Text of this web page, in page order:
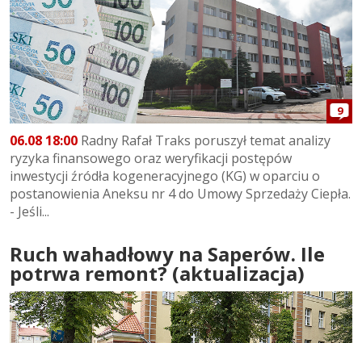
9
06.08 18:00 Radny Rafał Traks poruszył temat analizy
ryzyka finansowego oraz weryfikacji postępów
inwestycji źródła kogeneracyjnego (KG) w oparciu o
postanowienia Aneksu nr 4 do Umowy Sprzedaży Ciepła.
- Jeśli...
Ruch wahadłowy na Saperów. Ile
potrwa remont? (aktualizacja)